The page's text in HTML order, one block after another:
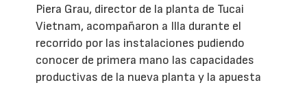
Piera Grau, director de la planta de Tucai
Vietnam, acompañaron a Illa durante el
recorrido por las instalaciones pudiendo
conocer de primera mano las capacidades
productivas de la nueva planta y la apuesta